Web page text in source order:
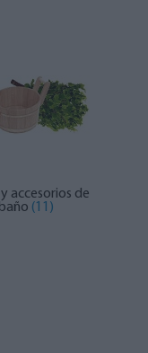
accesorios de
baño (11)